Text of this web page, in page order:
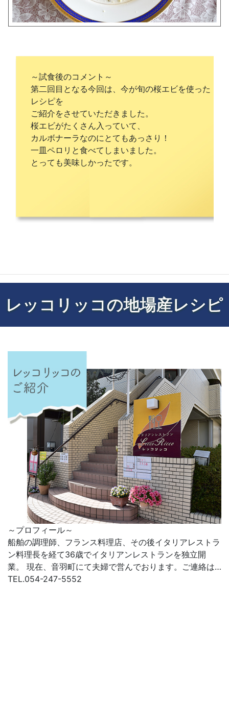
～試食後のコメント～
第二回目となる今回は、今が旬の桜エビを使った
レシピを
ご紹介をさせていただきました。
桜エビがたくさん入っていて、
カルボナーラなのにとてもあっさり！
一皿ペロリと食べてしまいました。
とっても美味しかったです。
レッコリッコの地場産レシピ
～プロフィール～
船舶の調理師、フランス料理店、その後イタリアレストラ
ン料理長を経て36歳でイタリアンレストランを独立開
業。 現在、音羽町にて夫婦で営んでおります。ご連絡は…
TEL.054-247-5552